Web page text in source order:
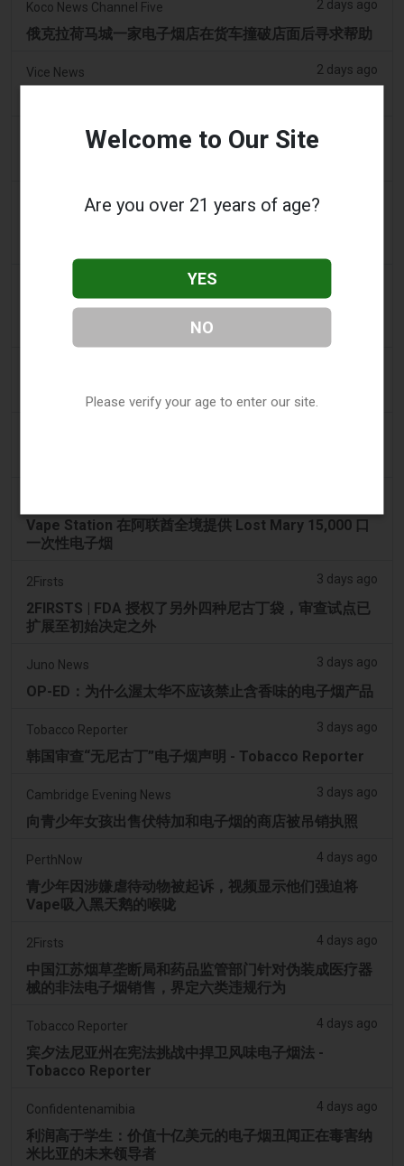
Koco News Channel Five 2 days ago
俄克拉荷马城一家电子烟店在货车撞破店面后寻求帮助
Vice News 2 days ago
Daily Record 2 days ago
getreading.co.uk 2 days ago
2FIRSTS | 2000 万美元、永久禁令及分销商管控：
Posh 协议加强了伊利诺伊州电子烟合规要求
烟草法案：Dhlomo 呼吁采取危害减少方法
Vape Station 在阿联酋全境提供 Lost Mary 15,000 口
一次性电子烟
2Firsts 3 days ago
2FIRSTS | FDA 授权了另外四种尼古丁袋，审查试点已
扩展至初始决定之外
Juno News 3 days ago
OP-ED：为什么渥太华不应该禁止含香味的电子烟产品
Tobacco Reporter 3 days ago
韩国审查“无尼古丁”电子烟声明 - Tobacco Reporter
Cambridge Evening News 3 days ago
向青少年女孩出售伏特加和电子烟的商店被吊销执照
PerthNow 4 days ago
青少年因涉嫌虐待动物被起诉，视频显示他们强迫将
Vape吸入黑天鹅的喉咙
2Firsts 4 days ago
中国江苏烟草垄断局和药品监管部门针对伪装成医疗器
械的非法电子烟销售，界定六类违规行为
Tobacco Reporter 4 days ago
宾夕法尼亚州在宪法挑战中捍卫风味电子烟法 -
Tobacco Reporter
Confidentenamibia 4 days ago
利润高于学生：价值十亿美元的电子烟丑闻正在毒害纳
米比亚的未来领导者
Welcome to Our Site
Are you over 21 years of age?
YES
NO
Please verify your age to enter our site.